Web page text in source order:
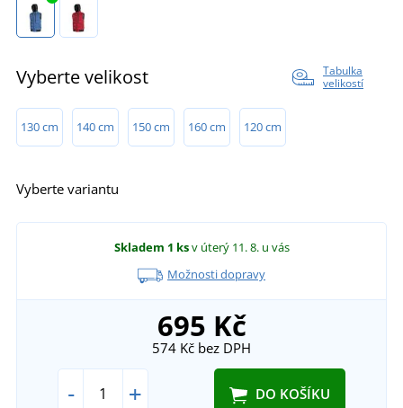
Vyberte velikost
Tabulka
velikostí
130 cm 140 cm 150 cm 160 cm 120 cm
Vyberte variantu
Skladem 1 ksv úterý 11. 8. u vás
Možnosti dopravy
695 Kč
574 Kč bez DPH
- + DO KOŠÍKU